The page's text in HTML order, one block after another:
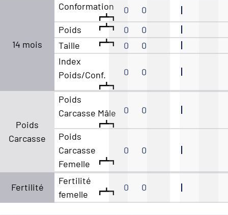
14 mois
Conformation 0
0
Poids
0
0
Taille
0
0
Index
Poids/Conf.
0 0
Poids
Carcasse
Poids
Carcasse Mâle
0 0
Poids
Carcasse
Femelle
0 0
Fertilité
Fertilité
femelle
0 0